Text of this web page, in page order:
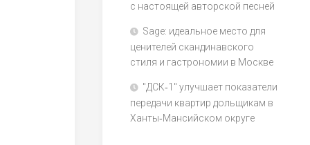
с настоящей авторской песней
Sage: идеальное место для
ценителей скандинавского
стиля и гастрономии в Москве
"ДСК‑1" улучшает показатели
передачи квартир дольщикам в
Ханты‑Мансийском округе